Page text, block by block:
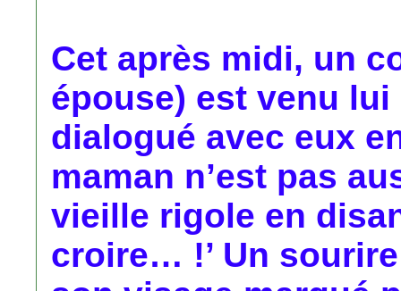
Cet après midi, un
épouse) est venu
dialogué avec eux
maman n’est pas
vieille rigole en
croire… !’ Un